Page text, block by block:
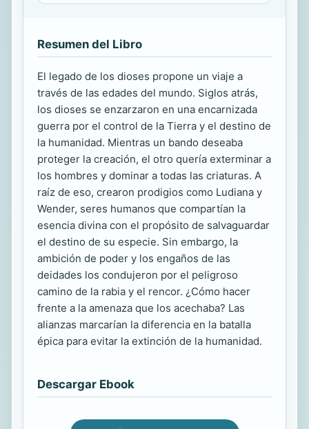
Resumen del Libro
El legado de los dioses propone un viaje a
través de las edades del mundo. Siglos atrás,
los dioses se enzarzaron en una encarnizada
guerra por el control de la Tierra y el destino de
la humanidad. Mientras un bando deseaba
proteger la creación, el otro quería exterminar a
los hombres y dominar a todas las criaturas. A
raíz de eso, crearon prodigios como Ludiana y
Wender, seres humanos que compartían la
esencia divina con el propósito de salvaguardar
el destino de su especie. Sin embargo, la
ambición de poder y los engaños de las
deidades los condujeron por el peligroso
camino de la rabia y el rencor. ¿Cómo hacer
frente a la amenaza que los acechaba? Las
alianzas marcarían la diferencia en la batalla
épica para evitar la extinción de la humanidad.
Descargar Ebook